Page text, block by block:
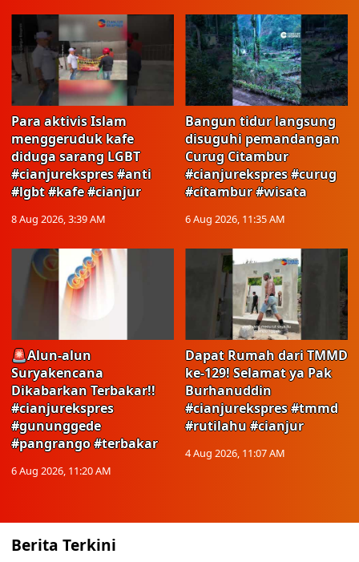
Para aktivis Islam
menggeruduk kafe
diduga sarang LGBT
#cianjurekspres #anti
#lgbt #kafe #cianjur
8 Aug 2026, 3:39 AM
Bangun tidur langsung
disuguhi pemandangan
Curug Citambur
#cianjurekspres #curug
#citambur #wisata
6 Aug 2026, 11:35 AM
🚨Alun-alun
Suryakencana
Dikabarkan Terbakar!!
#cianjurekspres
#gununggede
#pangrango #terbakar
6 Aug 2026, 11:20 AM
Dapat Rumah dari TMMD
ke-129! Selamat ya Pak
Burhanuddin
#cianjurekspres #tmmd
#rutilahu #cianjur
4 Aug 2026, 11:07 AM
Berita Terkini